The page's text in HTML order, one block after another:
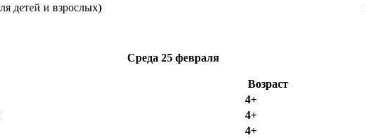
детей и взрослых)
Среда 25 февраля
Возраст
4+
4+
4+